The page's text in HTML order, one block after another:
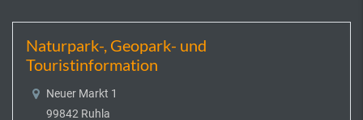
Naturpark-, Geopark- und
Touristinformation
Neuer Markt 1
99842 Ruhla